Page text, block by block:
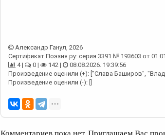
Александр Ганул, 2026
Сертификат Поэзия.ру: серия 3391 № 193603 от
4 |
0 | 142 |
08.08.2026. 19:39:56
Произведение оценили (+): ["Слава Баширов",
Произведение оценили (-): []